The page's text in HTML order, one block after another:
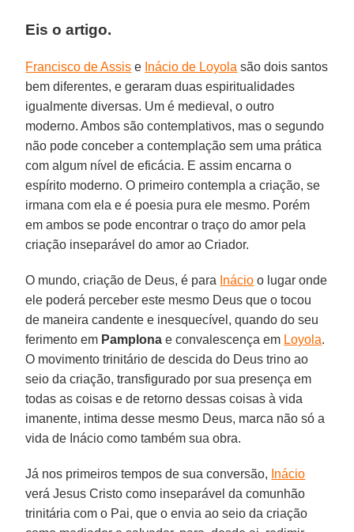
Eis o artigo.
Francisco de Assis e Inácio de Loyola são dois santos
bem diferentes, e geraram duas espiritualidades
igualmente diversas. Um é medieval, o outro
moderno. Ambos são contemplativos, mas o segundo
não pode conceber a contemplação sem uma prática
com algum nível de eficácia. E assim encarna o
espírito moderno. O primeiro contempla a criação, se
irmana com ela e é poesia pura ele mesmo. Porém
em ambos se pode encontrar o traço do amor pela
criação inseparável do amor ao Criador.
O mundo, criação de Deus, é para Inácio o lugar onde
ele poderá perceber este mesmo Deus que o tocou
de maneira candente e inesquecível, quando do seu
ferimento em Pamplona e convalescença em Loyola.
O movimento trinitário de descida do Deus trino ao
seio da criação, transfigurado por sua presença em
todas as coisas e de retorno dessas coisas à vida
imanente, intima desse mesmo Deus, marca não só a
vida de Inácio como também sua obra.
Já nos primeiros tempos de sua conversão, Inácio
verá Jesus Cristo como inseparável da comunhão
trinitária com o Pai, que o envia ao seio da criação